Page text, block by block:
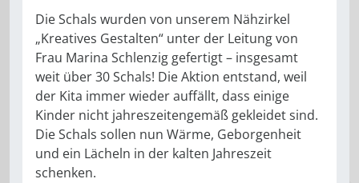
Die Schals wurden von unserem Nähzirkel
„Kreatives Gestalten“ unter der Leitung von
Frau Marina Schlenzig gefertigt – insgesamt
weit über 30 Schals! Die Aktion entstand, weil
der Kita immer wieder auffällt, dass einige
Kinder nicht jahreszeitengemäß gekleidet sind.
Die Schals sollen nun Wärme, Geborgenheit
und ein Lächeln in der kalten Jahreszeit
schenken.